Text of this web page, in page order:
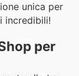
unica per
incredibili!
per